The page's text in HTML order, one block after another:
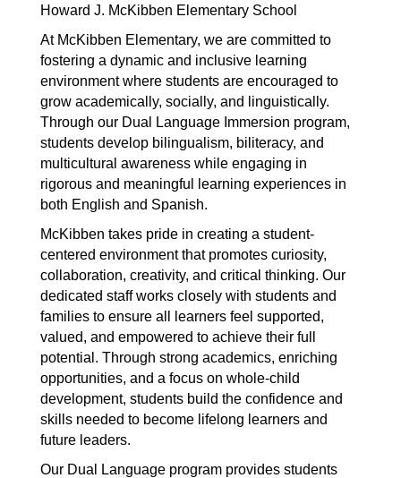
Howard J. McKibben Elementary School
At McKibben Elementary, we are committed to
fostering a dynamic and inclusive learning
environment where students are encouraged to
grow academically, socially, and linguistically.
Through our Dual Language Immersion program,
students develop bilingualism, biliteracy, and
multicultural awareness while engaging in
rigorous and meaningful learning experiences in
both English and Spanish.
McKibben takes pride in creating a student-
centered environment that promotes curiosity,
collaboration, creativity, and critical thinking. Our
dedicated staff works closely with students and
families to ensure all learners feel supported,
valued, and empowered to achieve their full
potential. Through strong academics, enriching
opportunities, and a focus on whole-child
development, students build the confidence and
skills needed to become lifelong learners and
future leaders.
Our Dual Language program provides students